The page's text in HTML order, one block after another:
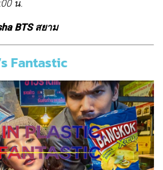
น.
BTS สยาม
Fantastic